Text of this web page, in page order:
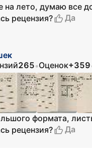
на лето, думаю все
рецензия?
Да
265•Оценок+359
формата,
рецензия?
Да